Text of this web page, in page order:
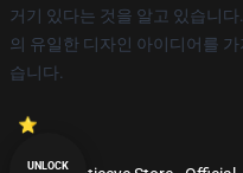
거기 있다는 것을 알고 있습니
의 유일한 디자인 아이디어를
습니다.
UNLOCK